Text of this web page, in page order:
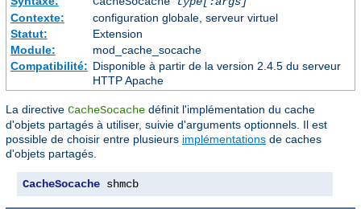
Contexte:
configuration globale, serveur virtuel
Statut:
Extension
Module:
mod_cache_socache
Compatibilité: Disponible à partir de la version 2.4.5 du serveur
HTTP Apache
La directive CacheSocache définit l'implémentation du cache
d'objets partagés à utiliser, suivie d'arguments optionnels. Il est
possible de choisir entre plusieurs implémentations de caches
d'objets partagés.
CacheSocache shmcb